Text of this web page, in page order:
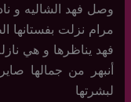
وصل فهد الشاليه و
مرام نزلت
فهد يناظرها و هي
أنبهر من جمالها
لبشرتها